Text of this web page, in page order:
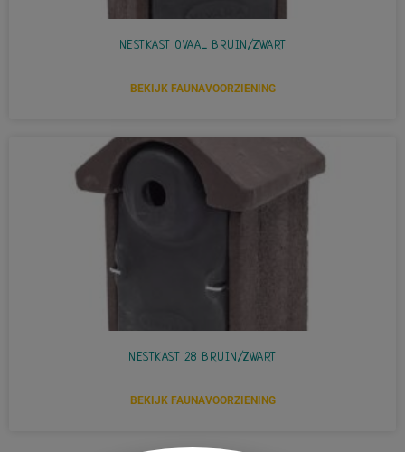
NESTKAST OVAAL BRUIN/ZWART
BEKIJK FAUNAVOORZIENING
NESTKAST 28 BRUIN/ZWART
BEKIJK FAUNAVOORZIENING